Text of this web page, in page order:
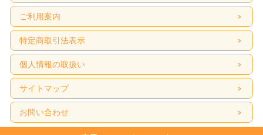
ご利用案内
特定商取引法表示
個人情報の取扱い
サイトマップ
お問い合わせ